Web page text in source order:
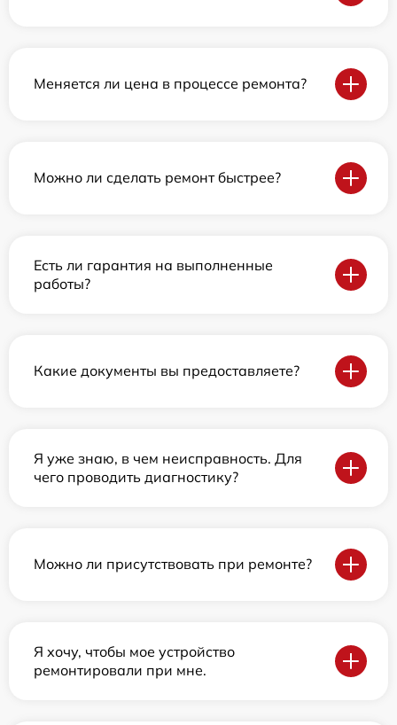
Меняется ли цена в процессе ремонта?
Можно ли сделать ремонт быстрее?
Есть ли гарантия на выполненные
работы?
Какие документы вы предоставляете?
Я уже знаю, в чем неисправность. Для
чего проводить диагностику?
Можно ли присутствовать при ремонте?
Я хочу, чтобы мое устройство
ремонтировали при мне.